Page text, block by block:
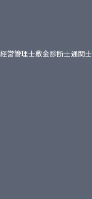
営管理士敷金診断士通関士